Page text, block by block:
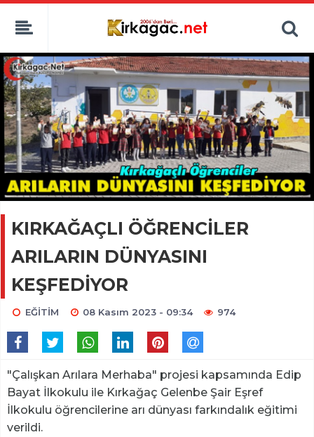
KIRKAĞAÇLI ÖĞRENCİLER
ARILARIN DÜNYASINI
KEŞFEDİYOR
EĞİTİM 08 Kasım 2023 - 09:34 974
"Çalışkan Arılara Merhaba" projesi kapsamında Edip
Bayat İlkokulu ile Kırkağaç Gelenbe Şair Eşref
İlkokulu öğrencilerine arı dünyası farkındalık eğitimi
verildi.